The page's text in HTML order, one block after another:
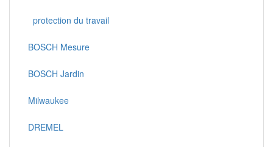
protection du travail
BOSCH Mesure
BOSCH Jardin
Milwaukee
DREMEL